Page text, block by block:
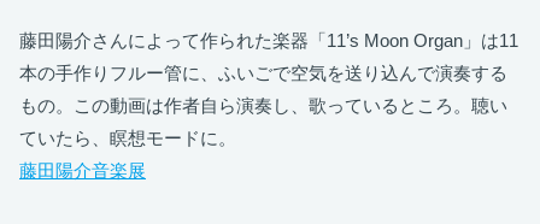
藤田陽介さんによって作られた楽器「11’s Moon Organ」は11
本の手作りフルー管に、ふいごで空気を送り込んで演奏する
もの。この動画は作者自ら演奏し、歌っているところ。聴い
ていたら、瞑想モードに。
藤田陽介音楽展